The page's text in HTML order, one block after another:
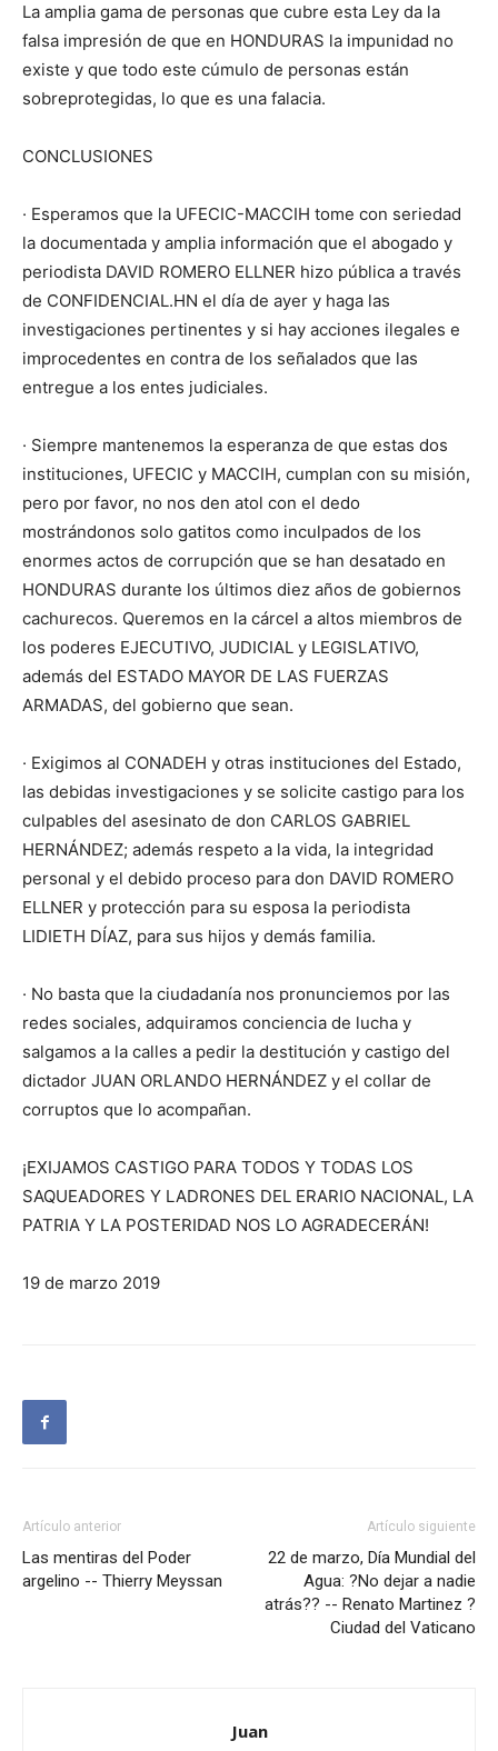
La amplia gama de personas que cubre esta Ley da la
falsa impresión de que en HONDURAS la impunidad no
existe y que todo este cúmulo de personas están
sobreprotegidas, lo que es una falacia.
CONCLUSIONES
· Esperamos que la UFECIC-MACCIH tome con seriedad
la documentada y amplia información que el abogado y
periodista DAVID ROMERO ELLNER hizo pública a través
de CONFIDENCIAL.HN el día de ayer y haga las
investigaciones pertinentes y si hay acciones ilegales e
improcedentes en contra de los señalados que las
entregue a los entes judiciales.
· Siempre mantenemos la esperanza de que estas dos
instituciones, UFECIC y MACCIH, cumplan con su misión,
pero por favor, no nos den atol con el dedo
mostrándonos solo gatitos como inculpados de los
enormes actos de corrupción que se han desatado en
HONDURAS durante los últimos diez años de gobiernos
cachurecos. Queremos en la cárcel a altos miembros de
los poderes EJECUTIVO, JUDICIAL y LEGISLATIVO,
además del ESTADO MAYOR DE LAS FUERZAS
ARMADAS, del gobierno que sean.
· Exigimos al CONADEH y otras instituciones del Estado,
las debidas investigaciones y se solicite castigo para los
culpables del asesinato de don CARLOS GABRIEL
HERNÁNDEZ; además respeto a la vida, la integridad
personal y el debido proceso para don DAVID ROMERO
ELLNER y protección para su esposa la periodista
LIDIETH DÍAZ, para sus hijos y demás familia.
· No basta que la ciudadanía nos pronunciemos por las
redes sociales, adquiramos conciencia de lucha y
salgamos a la calles a pedir la destitución y castigo del
dictador JUAN ORLANDO HERNÁNDEZ y el collar de
corruptos que lo acompañan.
¡EXIJAMOS CASTIGO PARA TODOS Y TODAS LOS
SAQUEADORES Y LADRONES DEL ERARIO NACIONAL, LA
PATRIA Y LA POSTERIDAD NOS LO AGRADECERÁN!
19 de marzo 2019
Artículo anterior
Las mentiras del Poder
argelino -- Thierry Meyssan
Artículo siguiente
22 de marzo, Día Mundial del
Agua: ?No dejar a nadie
atrás?? -- Renato Martinez ?
Ciudad del Vaticano
Juan